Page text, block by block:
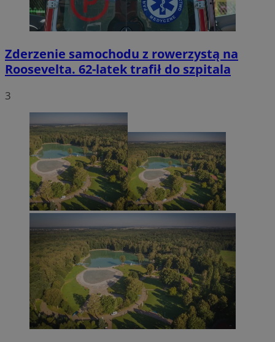
Zderzenie samochodu z rowerzystą na
Roosevelta. 62-latek trafił do szpitala
3